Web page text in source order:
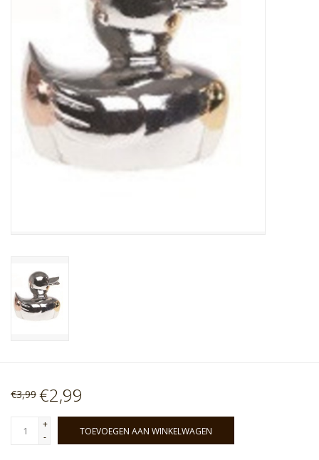
Soap
Verpakking
Reviews
Women's Collection
€3,99 €2,99
+
-
TOEVOEGEN AAN WINKELWAGEN